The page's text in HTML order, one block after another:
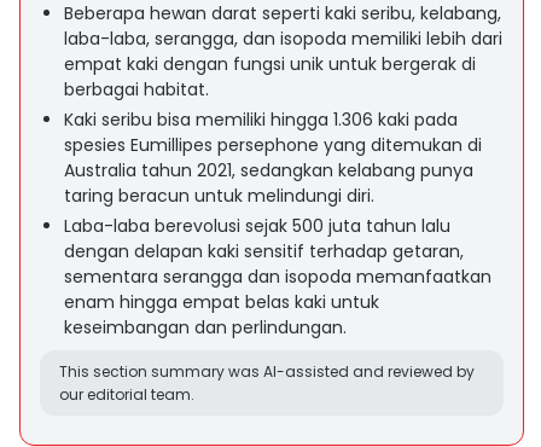
Beberapa hewan darat seperti kaki seribu, kelabang,
laba-laba, serangga, dan isopoda memiliki lebih dari
empat kaki dengan fungsi unik untuk bergerak di
berbagai habitat.
Kaki seribu bisa memiliki hingga 1.306 kaki pada
spesies Eumillipes persephone yang ditemukan di
Australia tahun 2021, sedangkan kelabang punya
taring beracun untuk melindungi diri.
Laba-laba berevolusi sejak 500 juta tahun lalu
dengan delapan kaki sensitif terhadap getaran,
sementara serangga dan isopoda memanfaatkan
enam hingga empat belas kaki untuk
keseimbangan dan perlindungan.
This section summary was AI-assisted and reviewed by
our editorial team.